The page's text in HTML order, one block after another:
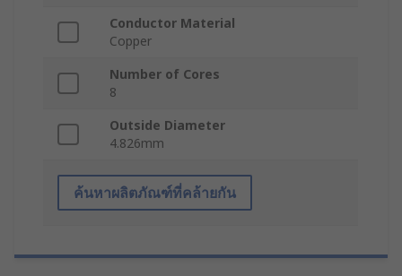
Conductor Material
Copper
Number of Cores
8
Outside Diameter
4.826mm
ค้นหาผลิตภัณฑ์ที่คล้ายกัน